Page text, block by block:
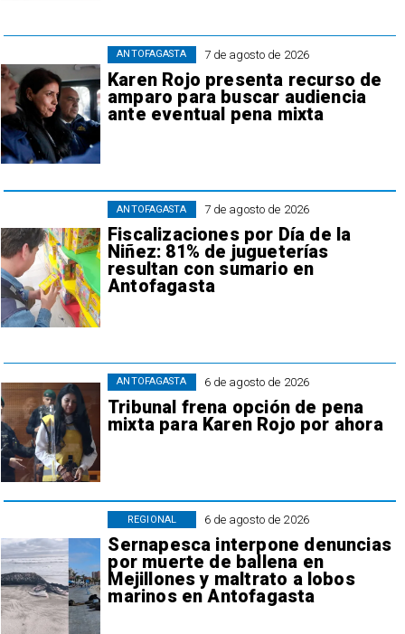
7 de agosto de 2026
Karen Rojo presenta recurso de
amparo para buscar audiencia
ante eventual pena mixta
ANTOFAGASTA
7 de agosto de 2026
Fiscalizaciones por Día de la
Niñez: 81% de jugueterías
resultan con sumario en
Antofagasta
ANTOFAGASTA
6 de agosto de 2026
Tribunal frena opción de pena
mixta para Karen Rojo por ahora
ANTOFAGASTA
6 de agosto de 2026
Sernapesca interpone denuncias
por muerte de ballena en
Mejillones y maltrato a lobos
marinos en Antofagasta
REGIONAL